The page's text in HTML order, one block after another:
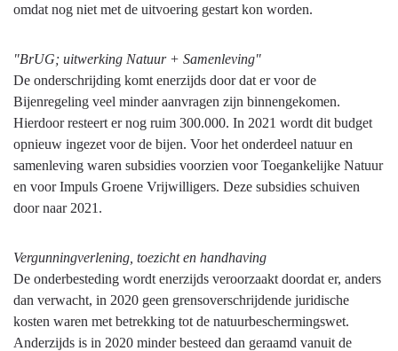
omdat nog niet met de uitvoering gestart kon worden.
"BrUG; uitwerking Natuur + Samenleving"
De onderschrijding komt enerzijds door dat er voor de
Bijenregeling veel minder aanvragen zijn binnengekomen.
Hierdoor resteert er nog ruim 300.000. In 2021 wordt dit budget
opnieuw ingezet voor de bijen. Voor het onderdeel natuur en
samenleving waren subsidies voorzien voor Toegankelijke Natuur
en voor Impuls Groene Vrijwilligers. Deze subsidies schuiven
door naar 2021.
Vergunningverlening, toezicht en handhaving
De onderbesteding wordt enerzijds veroorzaakt doordat er, anders
dan verwacht, in 2020 geen grensoverschrijdende juridische
kosten waren met betrekking tot de natuurbeschermingswet.
Anderzijds is in 2020 minder besteed dan geraamd vanuit de